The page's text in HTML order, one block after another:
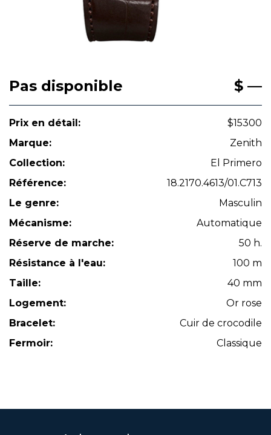
Pas disponible $ —
Prix en détail:
$15300
Marque:
Zenith
Collection:
El Primero
Référence:
18.2170.4613/01.C713
Le genre:
Masculin
Mécanisme:
Automatique
Réserve de marche:
50 h.
Résistance à l'eau:
100 m
Taille:
40 mm
Logement:
Or rose
Bracelet:
Cuir de crocodile
Fermoir:
Classique